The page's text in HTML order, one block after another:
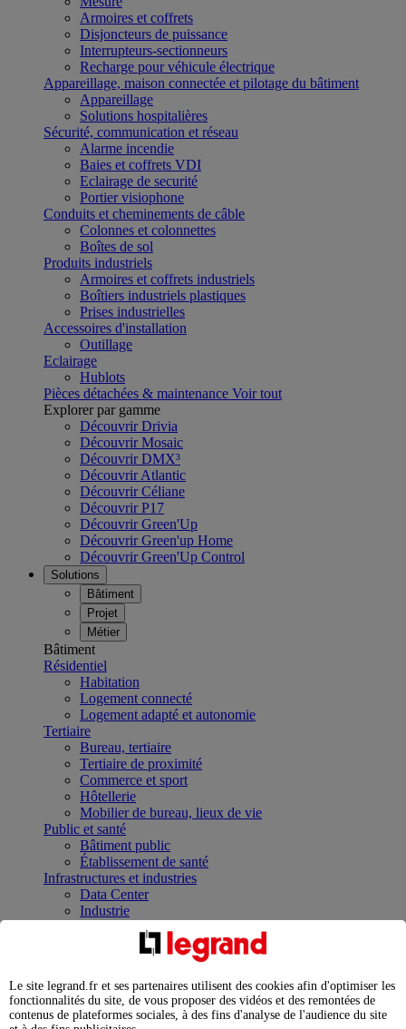
Armoires et coffrets
Disjoncteurs de puissance
Interrupteurs-sectionneurs
Recharge pour véhicule électrique
Appareillage, maison connectée et pilotage du bâtiment
Appareillage
Solutions hospitalières
Sécurité, communication et réseau
Alarme incendie
Baies et coffrets VDI
Eclairage de securité
Portier visiophone
Conduits et cheminements de câble
Colonnes et colonnettes
Boîtes de sol
Produits industriels
Armoires et coffrets industriels
Boîtiers industriels plastiques
Prises industrielles
Accessoires d'installation
Outillage
Eclairage
Hublots
Pièces détachées & maintenance Voir tout
Explorer par gamme
Découvrir Drivia
Découvrir Mosaic
Découvrir DMX³
Découvrir Atlantic
Découvrir Céliane
Découvrir P17
Découvrir Green'Up
Découvrir Green'up Home
Découvrir Green'Up Control
Solutions
Bâtiment
Projet
Métier
Bâtiment
Résidentiel
Habitation
Logement connecté
Logement adapté et autonomie
Tertiaire
Bureau, tertiaire
Tertiaire de proximité
Commerce et sport
Hôtellerie
Mobilier de bureau, lieux de vie
Public et santé
Bâtiment public
Établissement de santé
Infrastructures et industries
Data Center
Industrie
Infrastructures
Contrôler et planifier le fonctionnement des appareils
Répartir et optimiser son tableau électrique
Legrand Data Center Solutions : concentrer les
expertises au service de vos performances
Le site legrand.fr et ses partenaires utilisent des cookies afin d'optimiser les
fonctionnalités du site, de vous proposer des vidéos et des remontées de
contenus de plateformes sociales, à des fins d'analyse de l'audience du site